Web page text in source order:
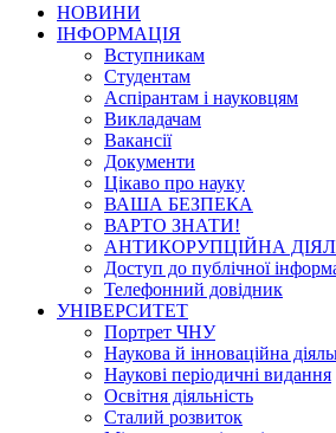
НОВИНИ
ІНФОРМАЦІЯ
Вступникам
Студентам
Аспірантам і науковцям
Викладачам
Вакансії
Документи
Цікаво про науку
ВАША БЕЗПЕКА
ВАРТО ЗНАТИ!
АНТИКОРУПЦІЙНА
Доступ до публічної
Телефонний довідник
УНІВЕРСИТЕТ
Портрет ЧНУ
Наукова й інноваційна
Наукові періодичні видання
Освітня діяльність
Сталий розвиток